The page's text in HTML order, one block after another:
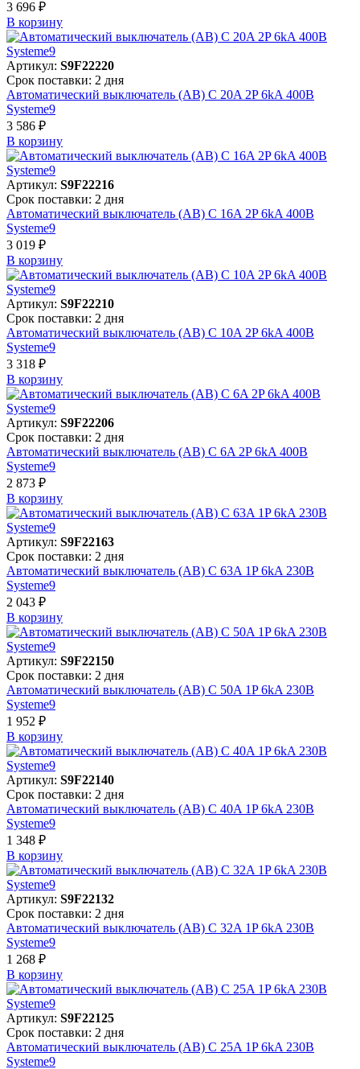
3 696 ₽
В корзинy
Артикул: S9F22220
Срок поставки: 2 дня
Автоматический выключатель (АВ) C 20A 2P 6kA 400В
Systeme9
3 586 ₽
В корзинy
Артикул: S9F22216
Срок поставки: 2 дня
Автоматический выключатель (АВ) C 16A 2P 6kA 400В
Systeme9
3 019 ₽
В корзинy
Артикул: S9F22210
Срок поставки: 2 дня
Автоматический выключатель (АВ) C 10A 2P 6kA 400В
Systeme9
3 318 ₽
В корзинy
Артикул: S9F22206
Срок поставки: 2 дня
Автоматический выключатель (АВ) C 6A 2P 6kA 400В
Systeme9
2 873 ₽
В корзинy
Артикул: S9F22163
Срок поставки: 2 дня
Автоматический выключатель (АВ) C 63A 1P 6kA 230В
Systeme9
2 043 ₽
В корзинy
Артикул: S9F22150
Срок поставки: 2 дня
Автоматический выключатель (АВ) C 50A 1P 6kA 230В
Systeme9
1 952 ₽
В корзинy
Артикул: S9F22140
Срок поставки: 2 дня
Автоматический выключатель (АВ) C 40A 1P 6kA 230В
Systeme9
1 348 ₽
В корзинy
Артикул: S9F22132
Срок поставки: 2 дня
Автоматический выключатель (АВ) C 32A 1P 6kA 230В
Systeme9
1 268 ₽
В корзинy
Артикул: S9F22125
Срок поставки: 2 дня
Автоматический выключатель (АВ) C 25A 1P 6kA 230В
Systeme9